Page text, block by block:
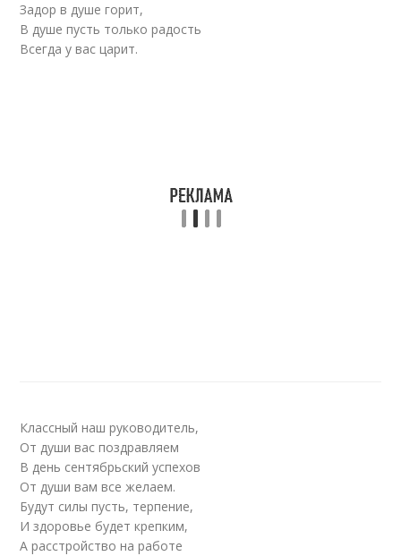
Задор в душе горит,
В душе пусть только радость
Всегда у вас царит.
Классный наш руководитель,
От души вас поздравляем
В день сентябрьский успехов
От души вам все желаем.
Будут силы пусть, терпение,
И здоровье будет крепким,
А расстройство на работе